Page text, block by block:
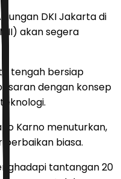
DKI Jakarta di
akan segera
tengah bersiap
dengan konsep
Karno menuturkan,
perbaikan biasa.
tantangan 20